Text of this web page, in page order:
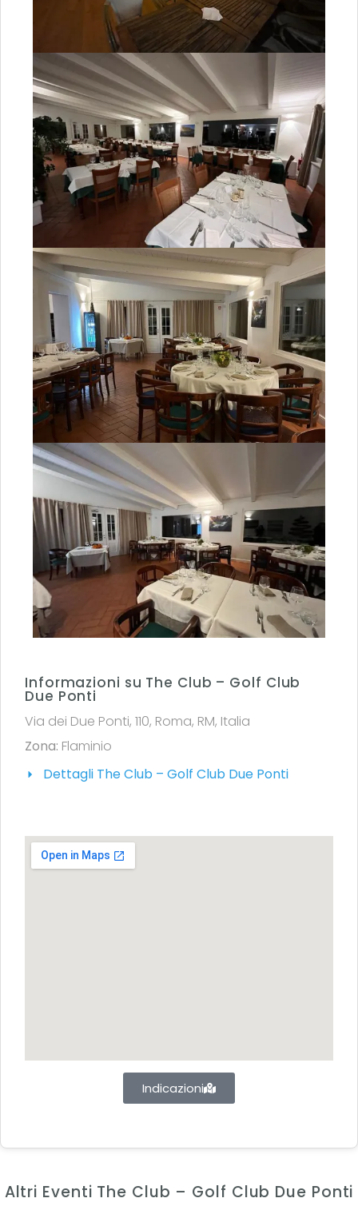
Informazioni su The Club – Golf Club
Due Ponti
Via dei Due Ponti, 110, Roma, RM, Italia
Zona: Flaminio
Dettagli The Club – Golf Club Due Ponti
Indicazioni
Altri Eventi The Club – Golf Club Due Ponti